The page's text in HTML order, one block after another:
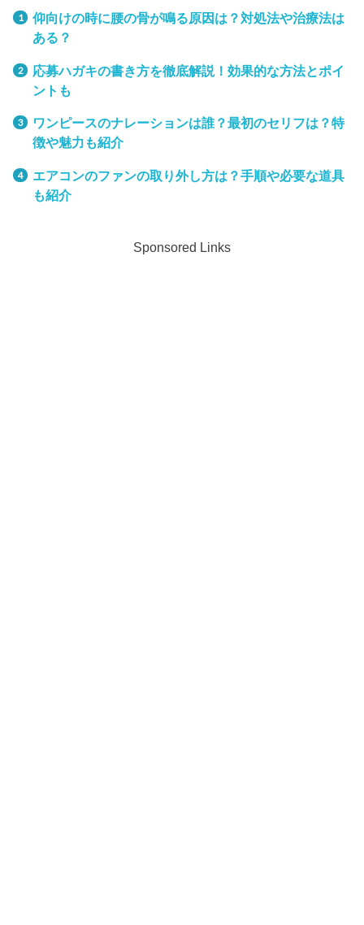
仰向けの時に腰の骨が鳴る原因は？対処法や治療法は
ある？
応募ハガキの書き方を徹底解説！効果的な方法とポイ
ントも
ワンピースのナレーションは誰？最初のセリフは？特
徴や魅力も紹介
エアコンのファンの取り外し方は？手順や必要な道具
も紹介
Sponsored Links